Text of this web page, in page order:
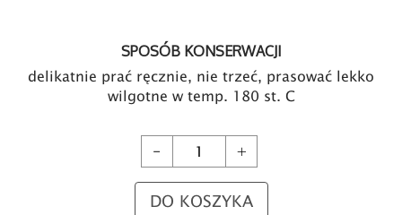
SPOSÓB KONSERWACJI
delikatnie prać ręcznie, nie trzeć, prasować lekko
wilgotne w temp. 180 st. C
Kosmetyczka lniana mała -
DO KOSZYKA